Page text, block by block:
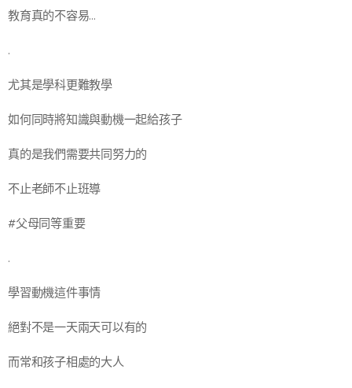
教育真的不容易…
.
尤其是學科更難教學
如何同時將知識與動機一起給孩子
真的是我們需要共同努力的
不止老師不止班導
#父母同等重要
.
學習動機這件事情
絕對不是一天兩天可以有的
而常和孩子相處的大人